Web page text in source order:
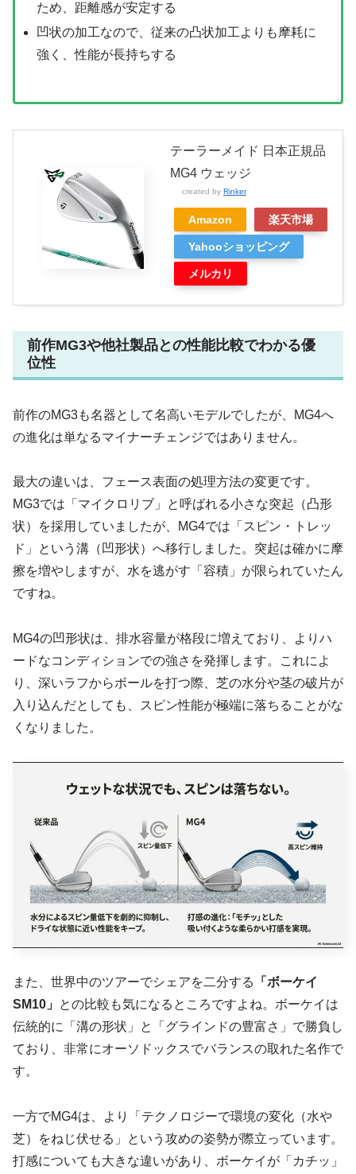
ため、距離感が安定する
凹状の加工なので、従来の凸状加工よりも摩耗に
強く、性能が長持ちする
テーラーメイド 日本正規品
MG4 ウェッジ
created by Rinker
Amazon 楽天市場
Yahooショッピング
メルカリ
前作MG3や他社製品との性能比較でわかる優
位性
前作のMG3も名器として名高いモデルでしたが、MG4へ
の進化は単なるマイナーチェンジではありません。
最大の違いは、フェース表面の処理方法の変更です。
MG3では「マイクロリブ」と呼ばれる小さな突起（凸形
状）を採用していましたが、MG4では「スピン・トレッ
ド」という溝（凹形状）へ移行しました。突起は確かに摩
擦を増やしますが、水を逃がす「容積」が限られていたん
ですね。
MG4の凹形状は、排水容量が格段に増えており、よりハ
ードなコンディションでの強さを発揮します。これによ
り、深いラフからボールを打つ際、芝の水分や茎の破片が
入り込んだとしても、スピン性能が極端に落ちることがな
くなりました。
また、世界中のツアーでシェアを二分する
「ボーケイ
SM10」 との比較も気になるところですよね。ボーケイは
伝統的に「溝の形状」と「グラインドの豊富さ」で勝負し
ており、非常にオーソドックスでバランスの取れた名作で
す。
一方でMG4は、より「テクノロジーで環境の変化（水や
芝）をねじ伏せる」という攻めの姿勢が際立っています。
打感についても大きな違いがあり、ボーケイが「カチッ」